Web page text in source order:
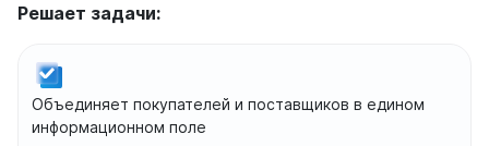
Решает задачи:
Объединяет покупателей и поставщиков в едином
информационном поле